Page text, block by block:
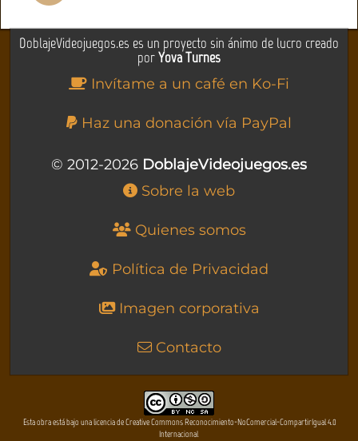
DoblajeVideojuegos.es es un proyecto sin ánimo de lucro creado
porYova Turnes
Invítame a un café en Ko-Fi
Haz una donación vía PayPal
© 2012-2026 DoblajeVideojuegos.es
Sobre la web
Quienes somos
Política de Privacidad
Imagen corporativa
Contacto
Esta obra está bajo una licencia de Creative Commons Reconocimiento-NoComercial-CompartirIgual 4.0
Internacional